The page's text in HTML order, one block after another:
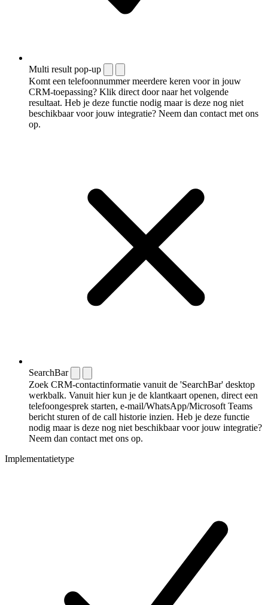
Multi result pop-up
Komt een telefoonnummer meerdere keren voor in jouw
CRM-toepassing? Klik direct door naar het volgende
resultaat. Heb je deze functie nodig maar is deze nog niet
beschikbaar voor jouw integratie? Neem dan contact met ons
op.
SearchBar
Zoek CRM-contactinformatie vanuit de 'SearchBar' desktop
werkbalk. Vanuit hier kun je de klantkaart openen, direct een
telefoongesprek starten, e-mail/WhatsApp/Microsoft Teams
bericht sturen of de call historie inzien. Heb je deze functie
nodig maar is deze nog niet beschikbaar voor jouw integratie?
Neem dan contact met ons op.
Implementatietype